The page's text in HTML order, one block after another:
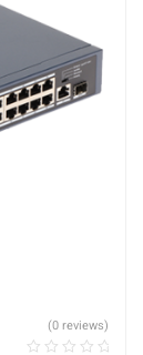
(0 reviews)